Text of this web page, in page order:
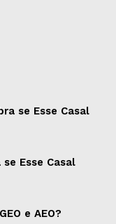
se Esse Casal
Esse Casal
e AEO?